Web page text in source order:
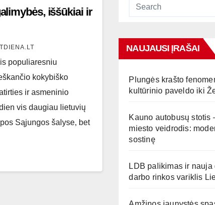
iššūkiai ir
populiaresniu
kokybiško
ir asmeninio
vis daugiau lietuvių
Sąjungos šalyse, bet
NAUJAUSI ĮRAŠAI
Plungės krašto
kultūrinio paveldo iki
Kauno autobusų stotis
miesto veidrodis:
sostinę
LDB palikimas ir
darbo rinkos variklis